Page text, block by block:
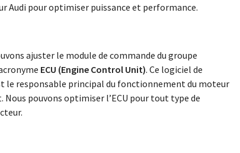
Audi pour optimiser puissance et performance.
ajuster le module de commande du groupe
ECU (Engine Control Unit). Ce logiciel de
le responsable principal du fonctionnement du moteur
pouvons optimiser l’ECU pour tout type de